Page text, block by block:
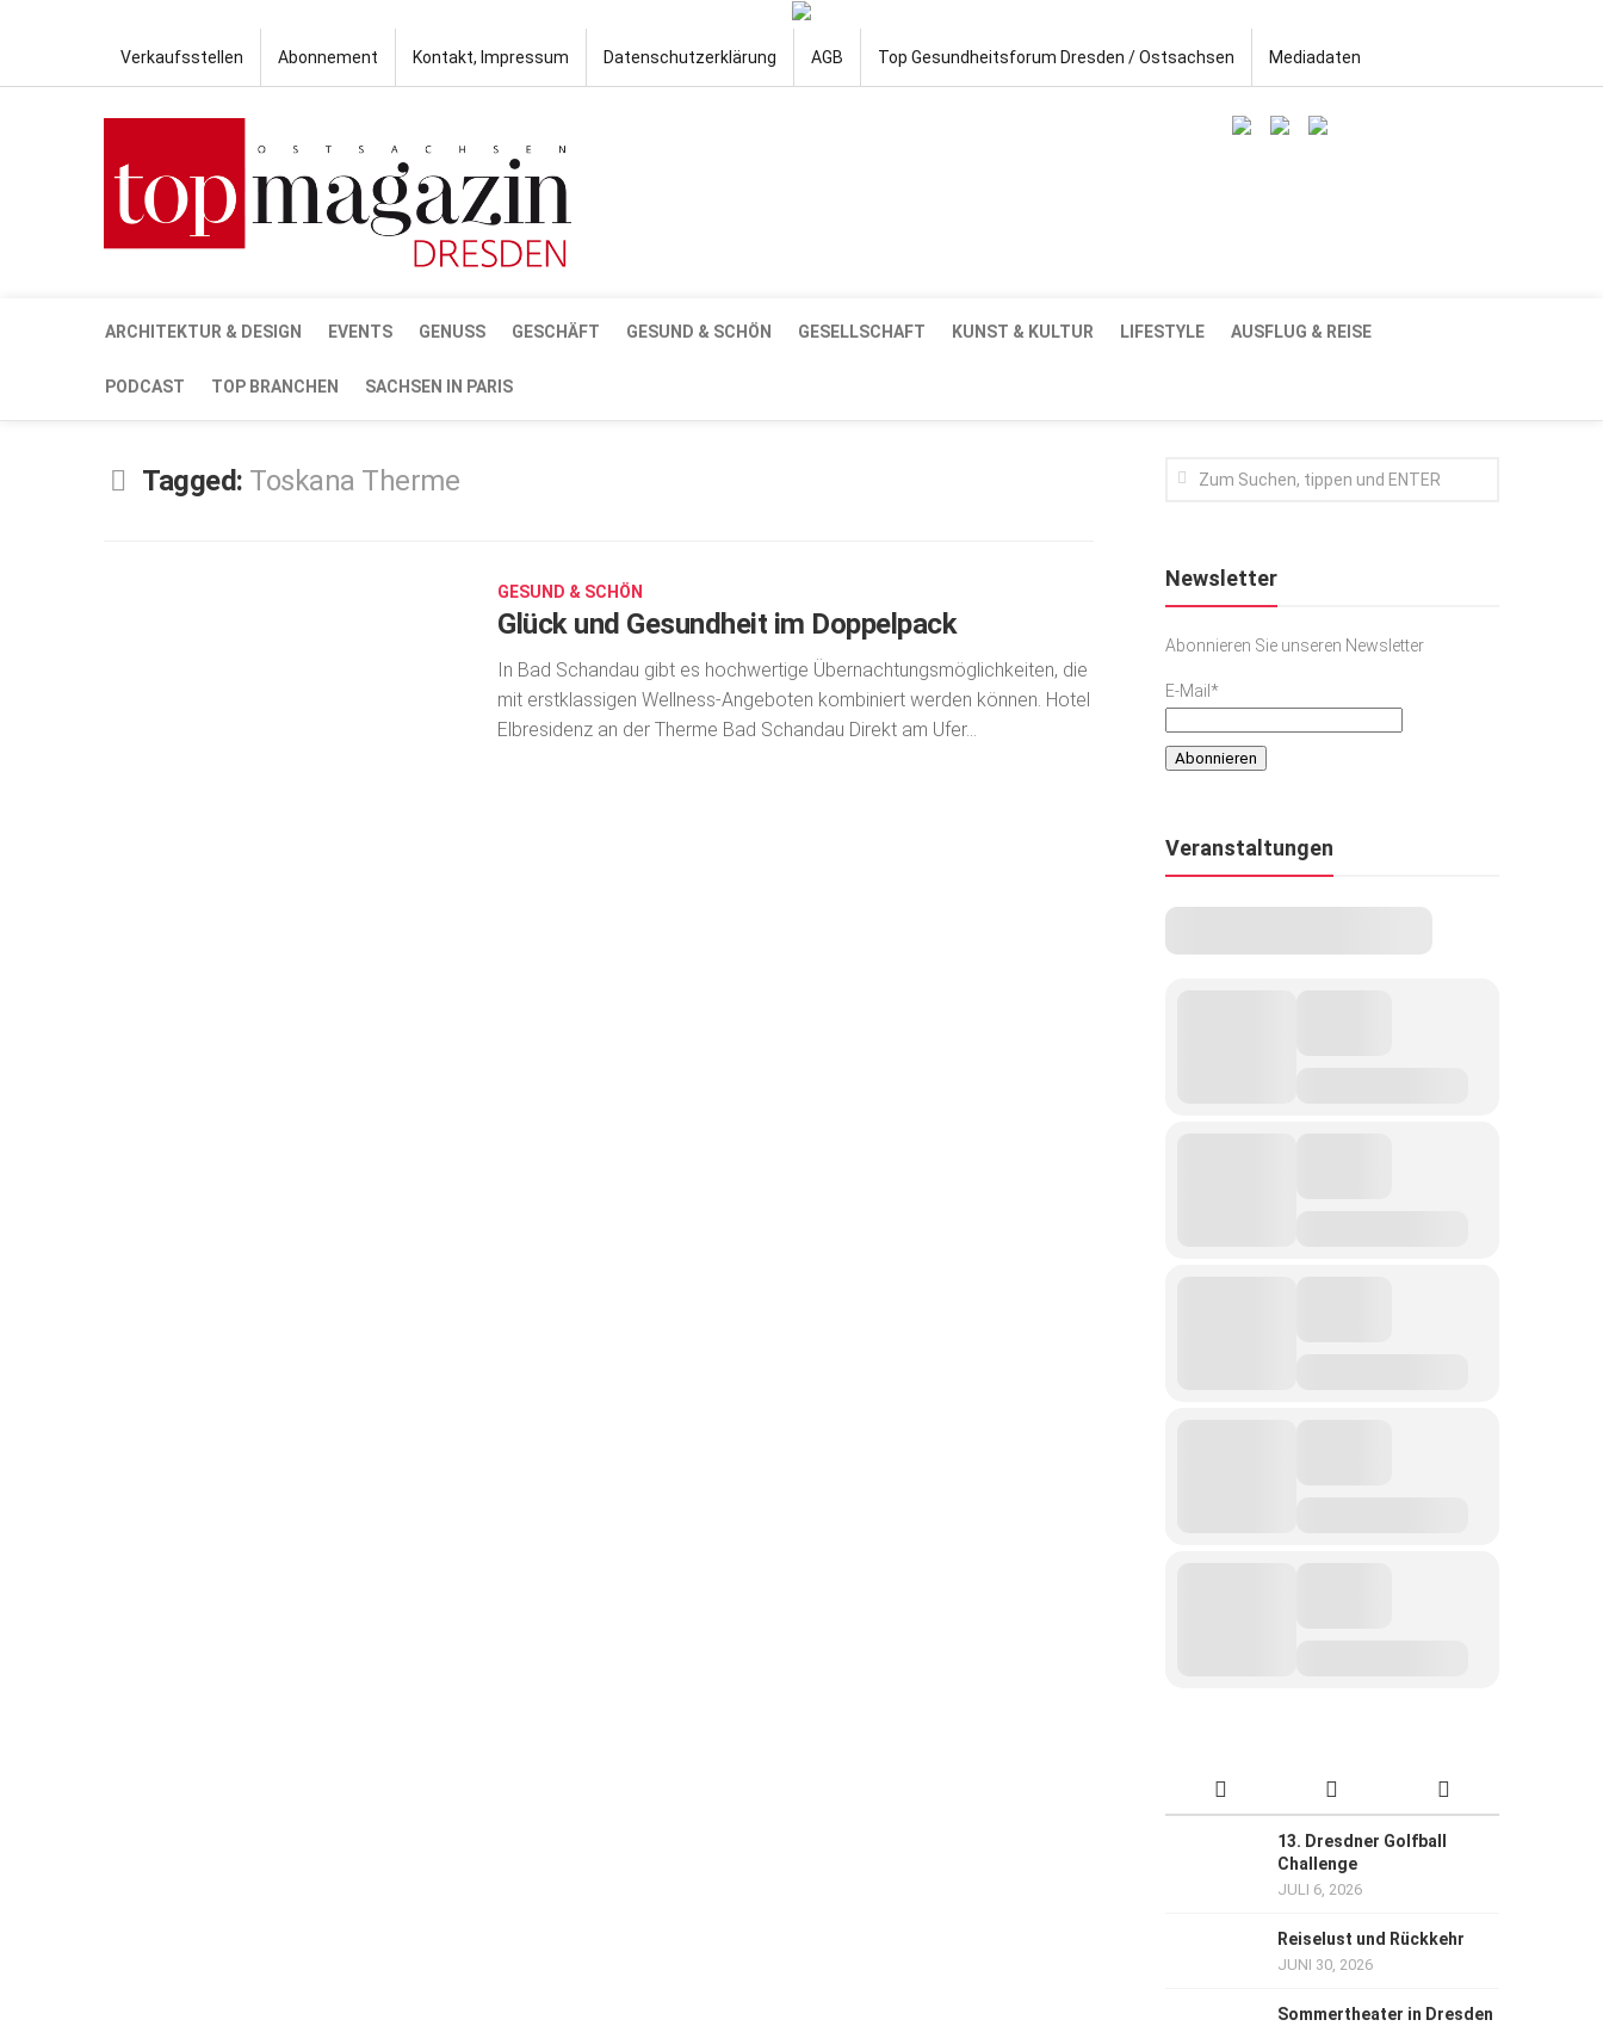
Verkaufsstellen Abonnement Kontakt, Impressum Datenschutzerklärung AGB Top Gesundheitsforum Dresden / Ostsachsen Mediadaten
ARCHITEKTUR & DESIGN EVENTS GENUSS GESCHÄFT GESUND & SCHÖN GESELLSCHAFT KUNST & KULTUR LIFESTYLE AUSFLUG & REISE
PODCAST TOP BRANCHEN SACHSEN IN PARIS
Tagged: Toskana Therme
GESUND & SCHÖN
Glück und Gesundheit im Doppelpack
In Bad Schandau gibt es hochwertige Übernachtungsmöglichkeiten, die
mit erstklassigen Wellness-Angeboten kombiniert werden können. Hotel
Elbresidenz an der Therme Bad Schandau Direkt am Ufer...
Newsletter
Abonnieren Sie unseren Newsletter
E-Mail*
Veranstaltungen
13. Dresdner Golfball
Challenge
JULI 6, 2026
Reiselust und Rückkehr
JUNI 30, 2026
Sommertheater in Dresden